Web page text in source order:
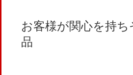
お客様が関心を持ち
品